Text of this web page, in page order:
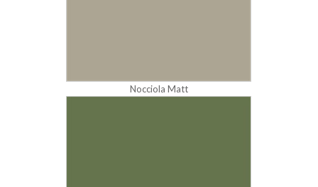
Nocciola Matt